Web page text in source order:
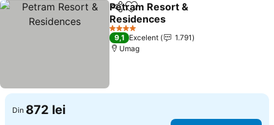
DistribuițiAdăugaţi la favorite
Petram Resort &
Residences
4 Stele
9,1 Excelent
1.791
Umag
Din 872 lei